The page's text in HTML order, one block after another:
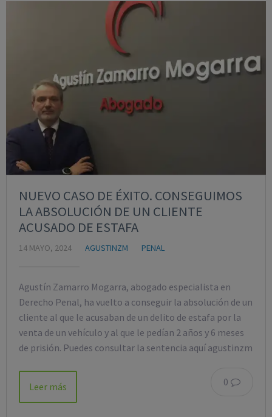
NUEVO CASO DE ÉXITO. CONSEGUIMOS
LA ABSOLUCIÓN DE UN CLIENTE
ACUSADO DE ESTAFA
14 MAYO, 2024 AGUSTINZM PENAL
Agustín Zamarro Mogarra, abogado especialista en
Derecho Penal, ha vuelto a conseguir la absolución de un
cliente al que le acusaban de un delito de estafa por la
venta de un vehículo y al que le pedían 2 años y 6 meses
de prisión. Puedes consultar la sentencia aquí agustinzm
0
Leer más